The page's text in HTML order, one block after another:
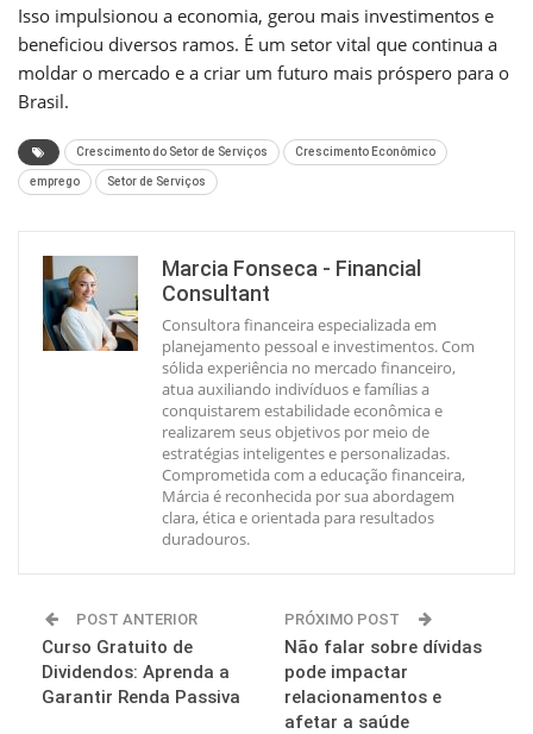
Isso impulsionou a economia, gerou mais investimentos e
beneficiou diversos ramos. É um setor vital que continua a
moldar o mercado e a criar um futuro mais próspero para o
Brasil.
Crescimento do Setor de Serviços Crescimento Econômico
emprego Setor de Serviços
Marcia Fonseca - Financial
Consultant
Consultora financeira especializada em
planejamento pessoal e investimentos. Com
sólida experiência no mercado financeiro,
atua auxiliando indivíduos e famílias a
conquistarem estabilidade econômica e
realizarem seus objetivos por meio de
estratégias inteligentes e personalizadas.
Comprometida com a educação financeira,
Márcia é reconhecida por sua abordagem
clara, ética e orientada para resultados
duradouros.
POST ANTERIOR
Curso Gratuito de
Dividendos: Aprenda a
Garantir Renda Passiva
PRÓXIMO POST
Não falar sobre dívidas
pode impactar
relacionamentos e
afetar a saúde